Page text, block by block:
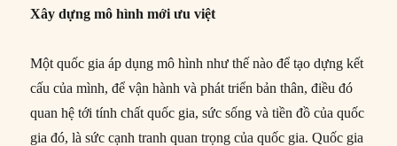
Xây dựng mô hình mới ưu việt
Một quốc gia áp dụng mô hình như thế nào để tạo dựng kết
cấu của mình, để vận hành và phát triển bản thân, điều đó
quan hệ tới tính chất quốc gia, sức sống và tiền đồ của quốc
gia đó, là sức cạnh tranh quan trọng của quốc gia. Quốc gia